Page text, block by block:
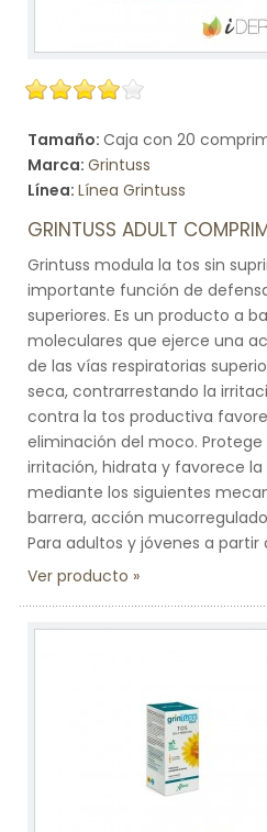
Tamaño: Caja con 20
Marca: Grintuss
Línea: Línea Grintuss
GRINTUSS ADULT
Grintuss modula la tos sin
importante función de
superiores. Es un producto a
moleculares que ejerce una
de las vías respiratorias
seca, contrarrestando la
contra la tos productiva
eliminación del moco.
irritación, hidrata y favorece
mediante los siguientes
barrera, acción
Para adultos y jóvenes a partir
Ver producto